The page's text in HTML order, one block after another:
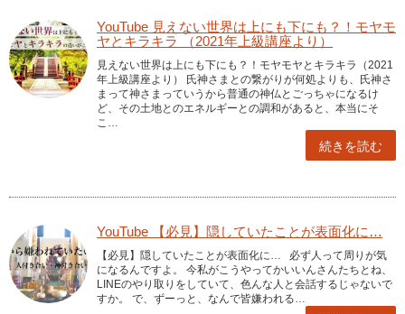
YouTube 見えない世界は上にも下にも？！モヤモ
ヤとキラキラ （2021年上級講座より）
見えない世界は上にも下にも？！モヤモヤとキラキラ（2021
年上級講座より） 氏神さまとの繋がりが何処よりも、氏神さ
まって神さまっていうから普通の神仏とごっちゃになるけ
ど、その土地とのエネルギーとの調和があると、本当にそ
こ…
続きを読む
YouTube 【必見】隠していたことが表面化に…
【必見】隠していたことが表面化に… 必ず人って周りが気
になるんですよ。 今私がこうやってかいいんさんたちとね、
LINEのやり取りをしていて、色んな人と会話するじゃないで
すか。 で、ずーっと、なんで皆嫌われる…